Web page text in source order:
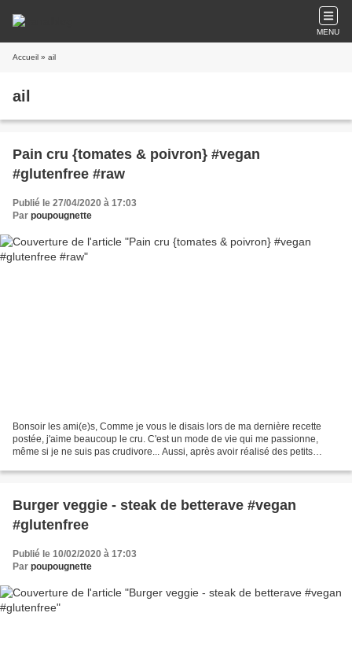
MENU
Accueil » ail
ail
Pain cru {tomates & poivron} #vegan
#glutenfree #raw
Publié le 27/04/2020 à 17:03
Par poupougnette
Bonsoir les ami(e)s, Comme je vous le disais lors de ma dernière recette
postée, j'aime beaucoup le cru. C'est un mode de vie qui me passionne,
même si je ne suis pas crudivore... Aussi, après avoir réalisé des petits
Burger veggie - steak de betterave #vegan
#glutenfree
Publié le 10/02/2020 à 17:03
Par poupougnette